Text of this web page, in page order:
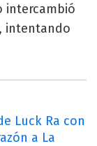
intercambió
intentando
Luck Ra con
a La